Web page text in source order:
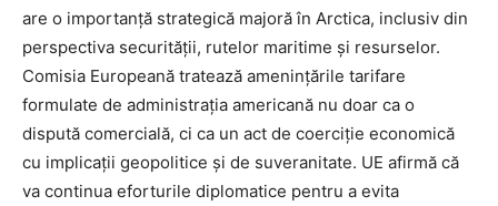
are o importanță strategică majoră în Arctica, inclusiv din
perspectiva securității, rutelor maritime și resurselor.
Comisia Europeană tratează amenințările tarifare
formulate de administrația americană nu doar ca o
dispută comercială, ci ca un act de coerciție economică
cu implicații geopolitice și de suveranitate. UE afirmă că
va continua eforturile diplomatice pentru a evita